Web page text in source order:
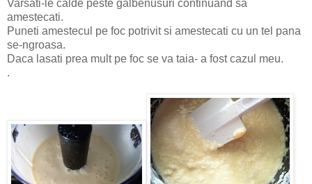
Varsati-le calde peste galbenusuri continuand sa
amestecati.
Puneti amestecul pe foc potrivit si amestecati cu un tel pana
se-ngroasa.
Daca lasati prea mult pe foc se va taia- a fost cazul meu.
.